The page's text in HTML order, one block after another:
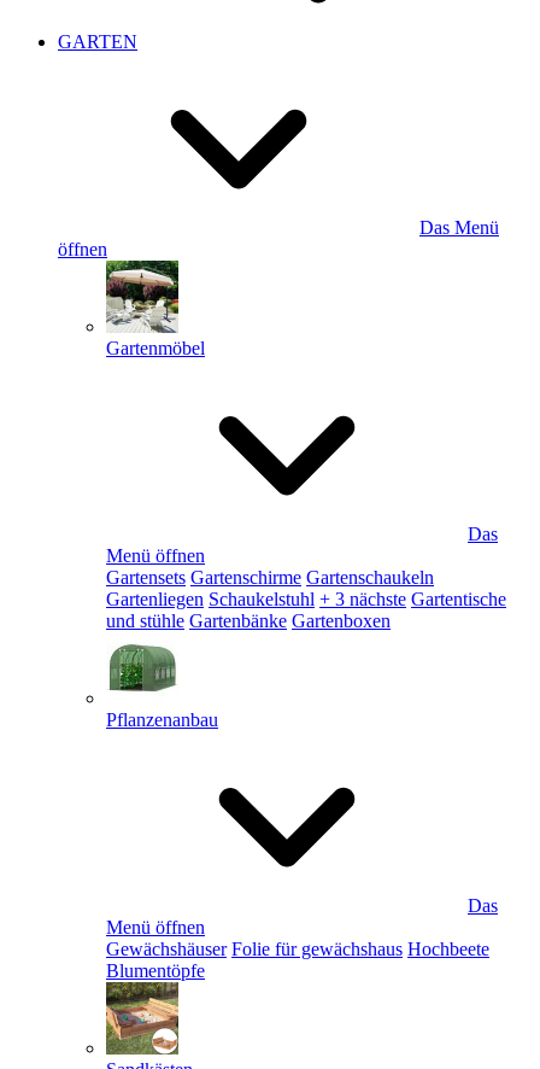
GARTEN
Das Menü
öffnen
Gartenmöbel
Das
Menü öffnen
Gartensets Gartenschirme Gartenschaukeln
Gartenliegen Schaukelstuhl + 3 nächste Gartentische
und stühle Gartenbänke Gartenboxen
Pflanzenanbau
Das
Menü öffnen
Gewächshäuser Folie für gewächshaus Hochbeete
Blumentöpfe